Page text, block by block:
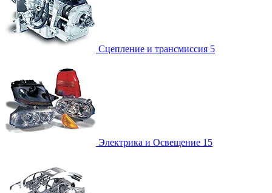
Сцепление и трансмиссия 5
Электрика и Освещение 15